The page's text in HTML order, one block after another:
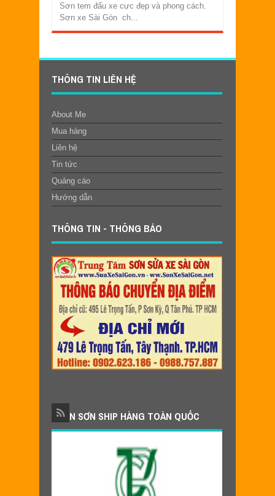
Sơn tem đấu xe cực đẹp và phong cách.
Sơn xe Sài Gòn ch...
THÔNG TIN LIÊN HỆ
About Me
Mua hàng
Liên hệ
Tin tức
Quảng cáo
Hướng dẫn
THÔNG TIN - THÔNG BÁO
NHẬN SƠN SHIP HÀNG TOÀN QUỐC